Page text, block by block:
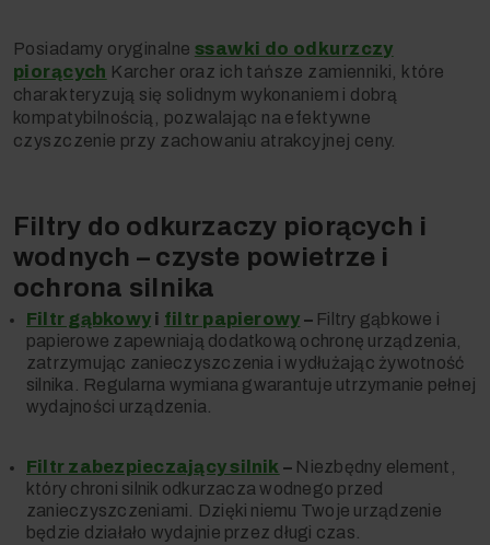
Posiadamy oryginalne ssawki do odkurzczy
piorących Karcher oraz ich tańsze zamienniki, które
charakteryzują się solidnym wykonaniem i dobrą
kompatybilnością, pozwalając na efektywne
czyszczenie przy zachowaniu atrakcyjnej ceny.
Filtry do odkurzaczy piorących i
wodnych – czyste powietrze i
ochrona silnika
Filtr gąbkowy i filtr papierowy – Filtry gąbkowe i
papierowe zapewniają dodatkową ochronę urządzenia,
zatrzymując zanieczyszczenia i wydłużając żywotność
silnika. Regularna wymiana gwarantuje utrzymanie pełnej
wydajności urządzenia.
Filtr zabezpieczający silnik – Niezbędny element,
który chroni silnik odkurzacza wodnego przed
zanieczyszczeniami. Dzięki niemu Twoje urządzenie
będzie działało wydajnie przez długi czas.